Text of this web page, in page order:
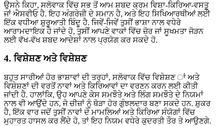
ਉਸਨੇ ਕਿਹਾ, ਸਲੋਵਾਕ ਵਿੱਚ ਸਭ ਤੋਂ ਆਮ ਸ਼ਬਦ ਕ੍ਰਮ ਵਿਸ਼ਾ-ਕਿਰਿਆ-ਵਸਤੂ
ਜਾਂ ਐਸਵੀਓ ਹੈ. ਇਹ ਅੰਗਰੇਜ਼ੀ ਦੇ ਸਮਾਨ ਹੈ, ਅਤੇ ਇਹ ਸਿਖਿਆਰਥੀਆਂ ਲਈ
ਇੱਕ ਵਧੀਆ ਸ਼ੁਰੂਆਤੀ ਬਿੰਦੂ ਹੈ. ਜਿਵੇਂ-ਜਿਵੇਂ ਤੁਸੀਂ ਭਾਸ਼ਾ ਨਾਲ ਵਧੇਰੇ
ਆਰਾਮਦਾਇਕ ਹੋ ਜਾਂਦੇ ਹੋ, ਤੁਸੀਂ ਆਪਣੇ ਵਾਕਾਂ ਵਿੱਚ ਜ਼ੋਰ ਜਾਂ ਸੂਖਮਤਾ ਜੋੜਨ
ਲਈ ਵੱਖ-ਵੱਖ ਸ਼ਬਦ ਆਦੇਸ਼ਾਂ ਨਾਲ ਪ੍ਰਯੋਗ ਕਰ ਸਕਦੇ ਹੋ.
4. ਵਿਸ਼ੇਸ਼ਣ ਅਤੇ ਵਿਸ਼ੇਸ਼ਣ
ਬਹੁਤ ਸਾਰੀਆਂ ਹੋਰ ਭਾਸ਼ਾਵਾਂ ਦੀ ਤਰ੍ਹਾਂ, ਸਲੋਵਾਕ ਵਿੱਚ ਵਿਸ਼ੇਸ਼ਣ ਾਂ ਅਤੇ
ਵਿਸ਼ੇਸ਼ਣਾਂ ਦੀ ਵਰਤੋਂ ਨਾਵਾਂ ਅਤੇ ਕਿਰਿਆਵਾਂ ਦਾ ਵਰਣਨ ਕਰਨ ਲਈ ਕੀਤੀ
ਜਾਂਦੀ ਹੈ. ਹਾਲਾਂਕਿ, ਉਹ ਆਪਣੇ ਕੇਸ ਸਮਝੌਤੇ ਅਤੇ ਲਿੰਗ ਸਮਝੌਤੇ ਦੇ ਨਿਯਮਾਂ
ਨਾਲ ਵੀ ਆਉਂਦੇ ਹਨ, ਜੋ ਚੀਜ਼ਾਂ ਨੂੰ ਥੋੜਾ ਹੋਰ ਗੁੰਝਲਦਾਰ ਬਣਾ ਸਕਦੇ ਹਨ. ਸ਼ੁਕਰ
ਹੈ, ਇੱਕ ਵਾਰ ਜਦੋਂ ਤੁਸੀਂ ਨਾਵਾਂ ਦੇ ਮਾਮਲਿਆਂ ਅਤੇ ਕਿਰਿਆ ਸੰਯੋਗਾਂ ਵਿੱਚ
ਮੁਹਾਰਤ ਹਾਸਲ ਕਰ ਲੈਂਦੇ ਹੋ, ਤਾਂ ਇਹ ਨਿਯਮ ਵਧੇਰੇ ਕੁਦਰਤੀ ਤੌਰ ਤੇ ਆਉਣਗੇ.